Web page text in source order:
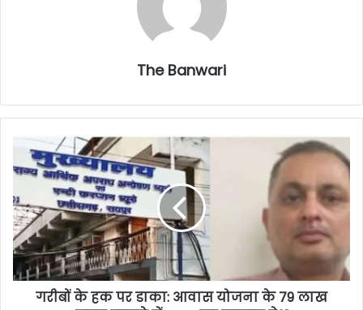
The Banwari
गरीबों के हक पर डाका: आवास योजना के 79 लाख